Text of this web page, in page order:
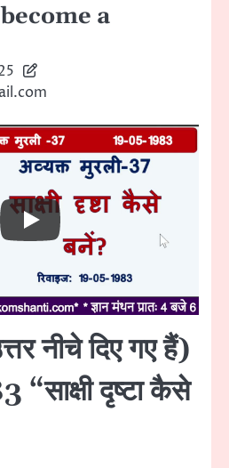
a
नीचे दिए गए हैं)
दृष्टा कैसे